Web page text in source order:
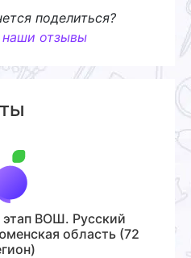
поделиться?
наши отзывы
ВОШ. Русский
область (72